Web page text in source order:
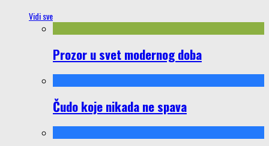
Vidi sve
Prozor u svet modernog doba
Čudo koje nikada ne spava